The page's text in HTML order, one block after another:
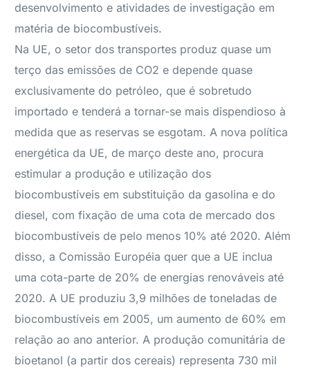
desenvolvimento e atividades de investigação em
matéria de biocombustíveis.
Na UE, o setor dos transportes produz quase um
terço das emissões de CO2 e depende quase
exclusivamente do petróleo, que é sobretudo
importado e tenderá a tornar-se mais dispendioso à
medida que as reservas se esgotam. A nova política
energética da UE, de março deste ano, procura
estimular a produção e utilização dos
biocombustíveis em substituição da gasolina e do
diesel, com fixação de uma cota de mercado dos
biocombustíveis de pelo menos 10% até 2020. Além
disso, a Comissão Européia quer que a UE inclua
uma cota-parte de 20% de energias renováveis até
2020. A UE produziu 3,9 milhões de toneladas de
biocombustíveis em 2005, um aumento de 60% em
relação ao ano anterior. A produção comunitária de
bioetanol (a partir dos cereais) representa 730 mil